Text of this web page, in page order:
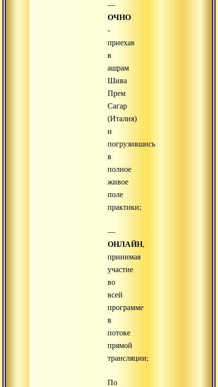
—
ОЧНО
-
приехав
в
ашрам
Шива
Прем
Сагар
(Италия)
и
погрузившись
в
полное
живое
поле
практики;
—
ОНЛАЙН,
принимая
участие
во
всей
программе
в
потоке
прямой
трансляции;
По